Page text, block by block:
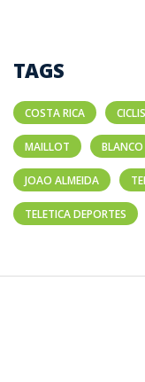
TAGS
COSTA RICA
MAILLOT BLANCO
JOAO ALMEIDA
TELETICA DEPORTES